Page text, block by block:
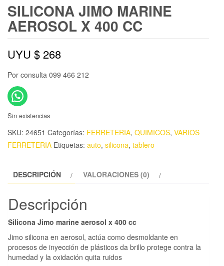
SILICONA JIMO MARINE
AEROSOL X 400 CC
UYU $268
Por consulta 099 466 212
Sin existencias
SKU: 24651 Categorías: FERRETERIA, QUIMICOS, VARIOS
FERRETERIA Etiquetas: auto, silicona, tablero
DESCRIPCIÓN VALORACIONES (0)
Descripción
Silicona Jimo marine aerosol x 400 cc
Jimo silicona en aerosol, actúa como desmoldante en
procesos de inyección de plásticos da brillo protege contra la
humedad y la oxidación quita ruidos